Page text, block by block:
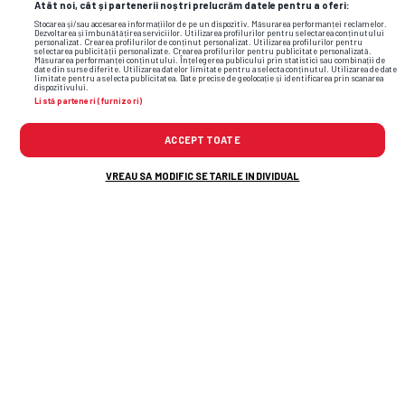
Atât noi, cât și partenerii noștri prelucrăm datele pentru a oferi:
Stocarea și/sau accesarea informațiilor de pe un dispozitiv. Măsurarea performanței reclamelor.
Dezvoltarea și îmbunătățirea serviciilor. Utilizarea profilurilor pentru selectarea conținutului
personalizat. Crearea profilurilor de conținut personalizat. Utilizarea profilurilor pentru
selectarea publicității personalizate. Crearea profilurilor pentru publicitate personalizată.
Măsurarea performanței conținutului. Înțelegerea publicului prin statistici sau combinații de
date din surse diferite. Utilizarea datelor limitate pentru a selecta conținutul. Utilizarea de date
limitate pentru a selecta publicitatea. Date precise de geolocație și identificarea prin scanarea
dispozitivului.
Listă parteneri (furnizori)
ACCEPT TOATE
VREAU SA MODIFIC SETARILE INDIVIDUAL